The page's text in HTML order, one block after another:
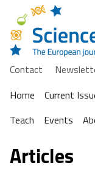
Contact
Home
Current
Teach
Events
Articles